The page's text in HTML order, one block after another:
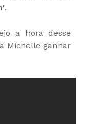
.
a hora desse
Michelle ganhar